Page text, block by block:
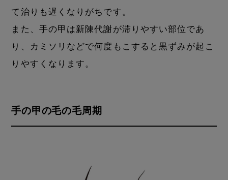
て治りも遅くなりがちです。
また、手の甲は新陳代謝が滞りやすい部位であ
り、カミソリなどで何度もこすると黒ずみが起こ
りやすくなります。
手の甲の毛の毛周期